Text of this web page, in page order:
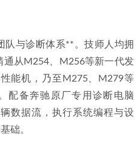
队与诊断体系**。技师人均拥
通从M254、M256等新一代发
能机，乃至M275、M279等
配备奔驰原厂专用诊断电脑
数据流，执行系统编程与设
础。